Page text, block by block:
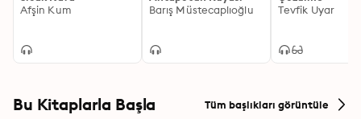
Afşin Kum
Barış Müstecaplıoğlu
Tevfik Uyar
Bu Kitaplarla Başla Tüm başlıkları görüntüle